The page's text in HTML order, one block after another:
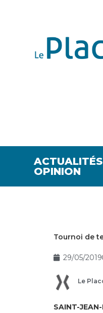
ACTUALITÉS
OPINION
Tournoi de
29/05/2019
Le
SAINT-